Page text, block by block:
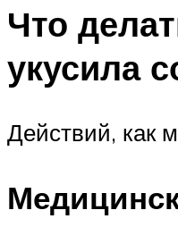
Что
укусила
Действий, как